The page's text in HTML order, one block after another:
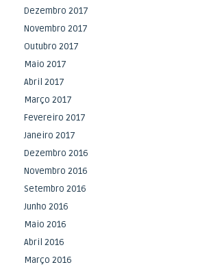
Dezembro 2017
Novembro 2017
Outubro 2017
Maio 2017
Abril 2017
Março 2017
Fevereiro 2017
Janeiro 2017
Dezembro 2016
Novembro 2016
Setembro 2016
Junho 2016
Maio 2016
Abril 2016
Março 2016